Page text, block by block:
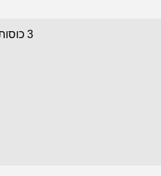
3 כוסות בשרוול